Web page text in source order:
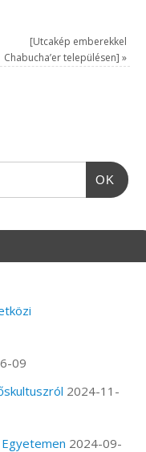
[Utcakép emberekkel
Chabucha’er településen] »
OK
09
2024-11-
2024-09-